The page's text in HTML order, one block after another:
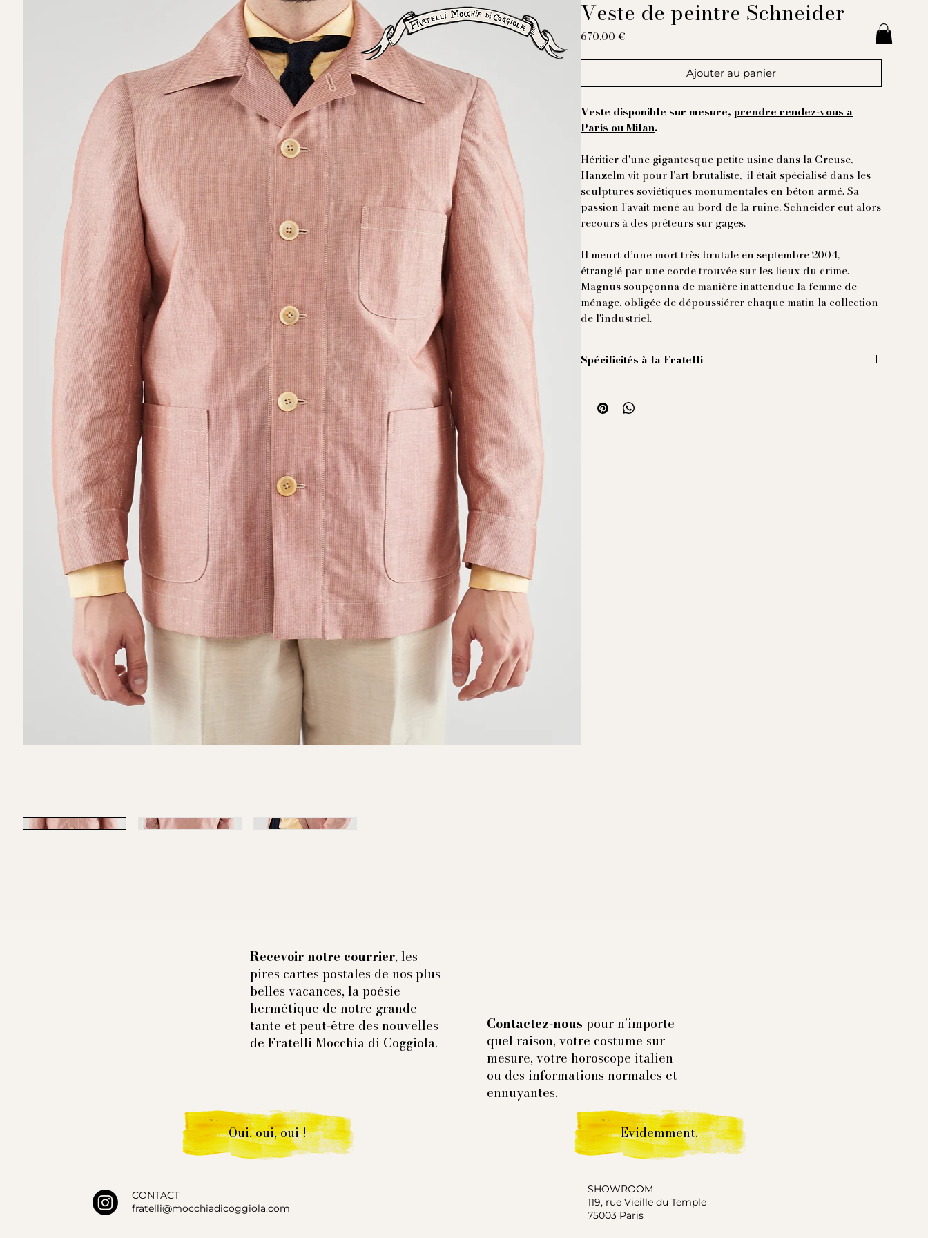
Veste de peintre Schneider
670,00 €
Ajouter au panier
Veste disponible sur mesure,prendre rendez-vous a
Paris ou Milan.
Héritier d'une gigantesque petite usine dans la Creuse,
Hanzelm vit pour l’art brutaliste, il était spécialisé dans les
sculptures soviétiques monumentales en béton armé. Sa
passion l'avait mené au bord de la ruine, Schneider eut alors
recours à des prêteurs sur gages.
Il meurt d’une mort très brutale en septembre 2004,
étranglé par une corde trouvée sur les lieux du crime.
Magnus soupçonna de manière inattendue la femme de
ménage, obligée de dépoussiérer chaque matin la collection
de l'industriel.
Spécificités à la Fratelli
coton, finement rayée rouille et ivoire.
Un classique incoutournable de la maison, cette veste se
Recevoir notre courrier, les
pires cartes postales de nos plus
belles vacances, la poésie
hermétique de notre grande-
tante et peut-être des nouvelles
de Fratelli Mocchia di Coggiola.
Contactez-nous pour n'importe
quel raison, votre costume sur
mesure, votre horoscope italien
ou des informations normales et
ennuyantes.
Oui, oui, oui ! Evidemment.
CONTACT
fratelli@mocchiadicoggiola.com
SHOWROOM
119, rue Vieille du Temple
75003 Paris